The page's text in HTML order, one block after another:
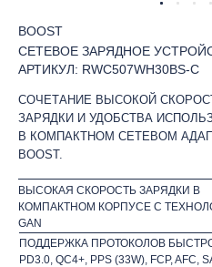
BOOST
СЕТЕВОЕ ЗАРЯДНОЕ
ВЫСОКАЯ СКОРОСТЬ ЗАРЯДКИ В
КОМПАКТНОМ КОРПУСЕ С
GAN
ПОДДЕРЖКА ПРОТОКОЛОВ
PD3.0, QC4+, PPS (33W), FCP, AFC,
СОЧЕТАНИЕ ВЫСОКОЙ
ЗАРЯДКИ И УДОБСТВА
В КОМПАКТНОМ СЕТЕВОМ
BOOST.
АРТИКУЛ: RWC507WH30BS-C